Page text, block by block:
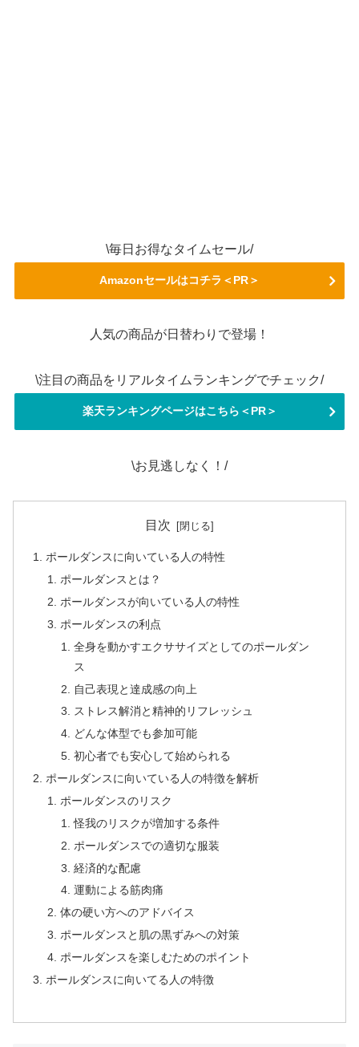
\毎日お得なタイムセール/
Amazonセールはコチラ＜PR＞
人気の商品が日替わりで登場！
\注目の商品をリアルタイムランキングでチェック/
楽天ランキングページはこちら＜PR＞
\お見逃しなく！/
目次
ポールダンスに向いている人の特性
ポールダンスとは？
ポールダンスが向いている人の特性
ポールダンスの利点
全身を動かすエクササイズとしてのポールダン
ス
自己表現と達成感の向上
ストレス解消と精神的リフレッシュ
どんな体型でも参加可能
初心者でも安心して始められる
ポールダンスに向いている人の特徴を解析
ポールダンスのリスク
怪我のリスクが増加する条件
ポールダンスでの適切な服装
経済的な配慮
運動による筋肉痛
体の硬い方へのアドバイス
ポールダンスと肌の黒ずみへの対策
ポールダンスを楽しむためのポイント
ポールダンスに向いてる人の特徴